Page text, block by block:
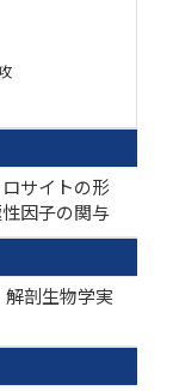
サイトの形
因子の関与
解剖生物学実